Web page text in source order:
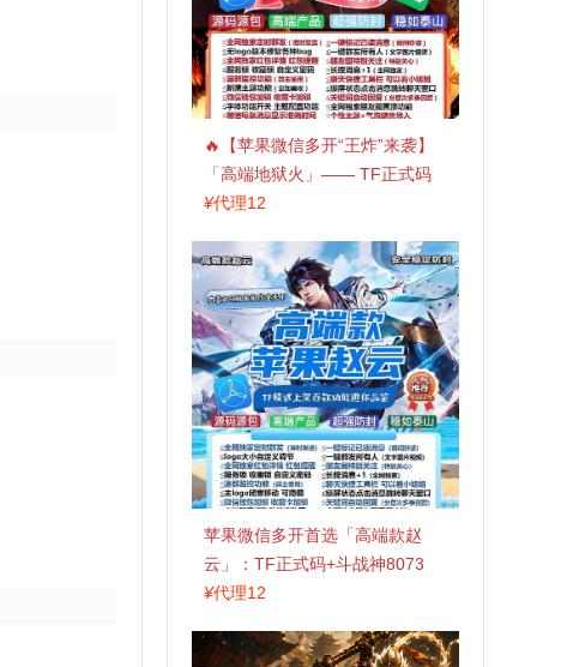
🔥【苹果微信多开“王炸”来袭】
「高端地狱火」—— TF正式码
+斗战神8073包，7天退换，安全
¥代理12
苹果微信多开首选「高端款赵
云」：TF正式码+斗战神8073
包，7天退换认准拍拍卡激活码
¥代理12